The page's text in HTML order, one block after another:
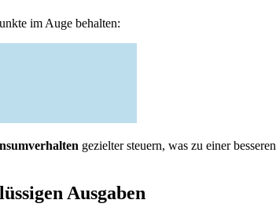
im Auge behalten:
gezielter steuern, was zu einer besseren
Ausgaben